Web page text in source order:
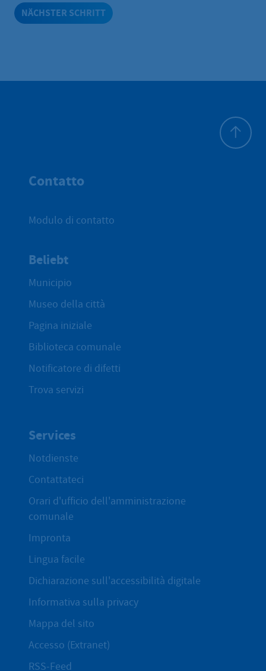
NÄCHSTER SCHRITT
Contatto
Modulo di contatto
Beliebt
Municipio
Museo della città
Pagina iniziale
Biblioteca comunale
Notificatore di difetti
Trova servizi
Services
Notdienste
Contattateci
Orari d'ufficio dell'amministrazione
comunale
Impronta
Lingua facile
Dichiarazione sull'accessibilità digitale
Informativa sulla privacy
Mappa del sito
Accesso (Extranet)
RSS-Feed